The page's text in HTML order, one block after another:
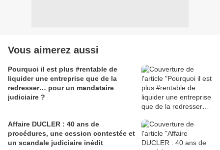
Vous aimerez aussi
Pourquoi il est plus #rentable de
liquider une entreprise que de la
redresser… pour un mandataire
judiciaire ?
Affaire DUCLER : 40 ans de
procédures, une cession contestée et
un scandale judiciaire inédit